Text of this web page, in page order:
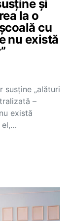
și
la o
cu
nu există
susține „alături
–
există
el,…